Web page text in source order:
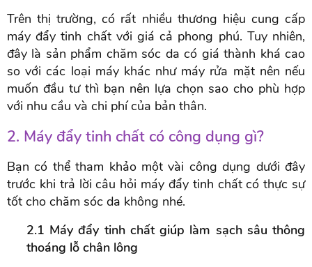
Trên thị trường, có rất nhiều thương hiệu cung cấp
máy đẩy tinh chất với giá cả phong phú. Tuy nhiên,
đây là sản phẩm chăm sóc da có giá thành khá cao
so với các loại máy khác như máy rửa mặt nên nếu
muốn đầu tư thì bạn nên lựa chọn sao cho phù hợp
với nhu cầu và chi phí của bản thân.
2. Máy đẩy tinh chất có công dụng gì?
Bạn có thể tham khảo một vài công dụng dưới đây
trước khi trả lời câu hỏi máy đẩy tinh chất có thực sự
tốt cho chăm sóc da không nhé.
2.1 Máy đẩy tinh chất giúp làm sạch sâu thông
thoáng lỗ chân lông